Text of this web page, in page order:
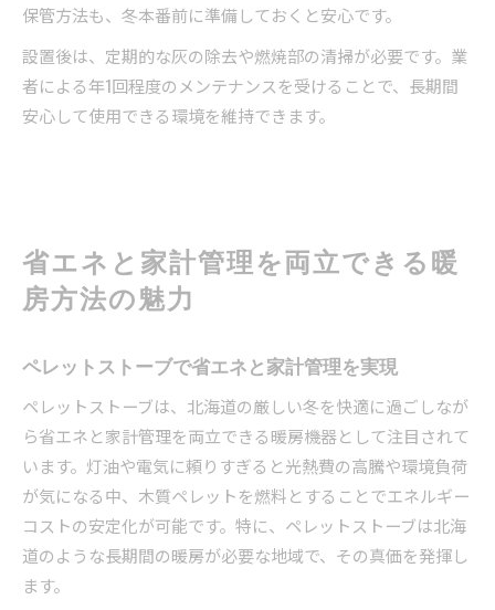
保管方法も、冬本番前に準備しておくと安心です。
設置後は、定期的な灰の除去や燃焼部の清掃が必要です。業
者による年1回程度のメンテナンスを受けることで、長期間
安心して使用できる環境を維持できます。
省エネと家計管理を両立できる暖
房方法の魅力
ペレットストーブで省エネと家計管理を実現
ペレットストーブは、北海道の厳しい冬を快適に過ごしなが
ら省エネと家計管理を両立できる暖房機器として注目されて
います。灯油や電気に頼りすぎると光熱費の高騰や環境負荷
が気になる中、木質ペレットを燃料とすることでエネルギー
コストの安定化が可能です。特に、ペレットストーブは北海
道のような長期間の暖房が必要な地域で、その真価を発揮し
ます。